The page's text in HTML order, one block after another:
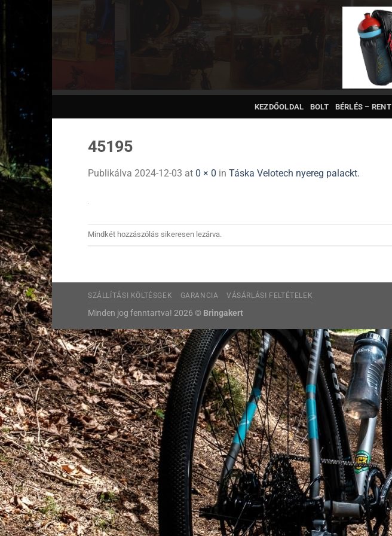
KEZDŐOLDAL BOLT BÉRLÉS – RENT
45195
Publikálva 2024-12-03 at 0 × 0 in Táska Velotech nyereg palackt.
Mindkét hozzászólás sikeresen lezárva.
SZÁLLÍTÁSI KÖLTÉSGEK GARANCIA VÁSÁRLÁSI FELTÉTELEK
Minden jog fenntartva! 2026 © Bringakert